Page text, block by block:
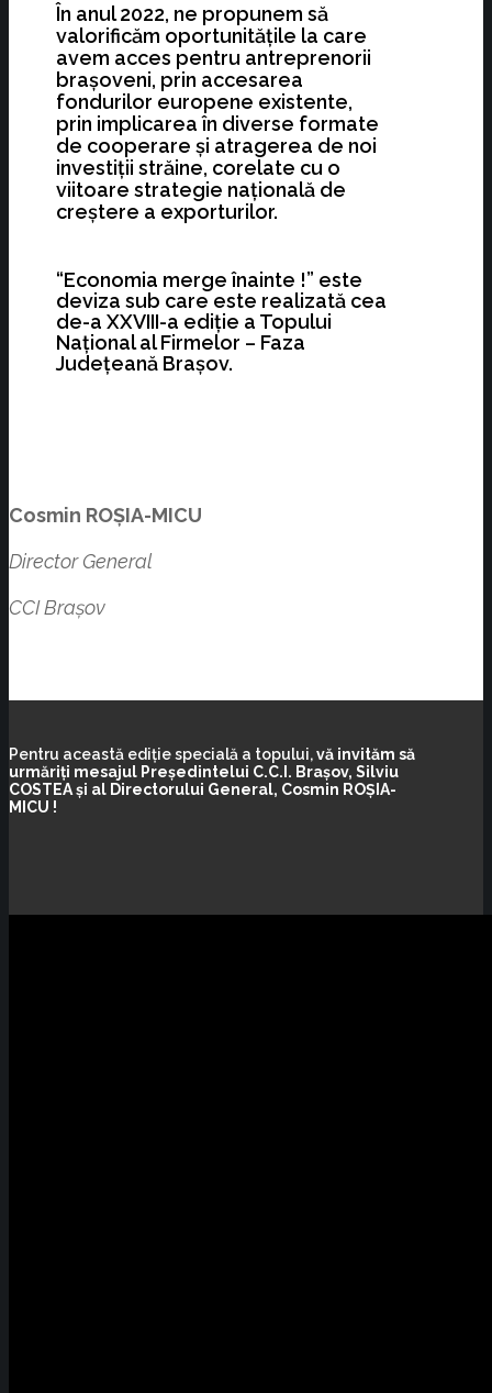
În anul 2022, ne propunem să
valorificăm oportunitățile la care
avem acces pentru antreprenorii
brașoveni, prin accesarea
fondurilor europene existente,
prin implicarea în diverse formate
de cooperare și atragerea de noi
investiții străine, corelate cu o
viitoare strategie națională de
creștere a exporturilor.
“Economia merge înainte !” este
deviza sub care este realizată cea
de-a XXVIII-a ediție a Topului
Național al Firmelor – Faza
Județeană Brașov.
Cosmin ROȘIA-MICU
Director General
CCI Brașov
Pentru această ediție specială a topului,vă invităm să
urmăriți mesajul Președintelui C.C.I. Brașov, Silviu
COSTEA și al Directorului General, Cosmin ROȘIA-
MICU !